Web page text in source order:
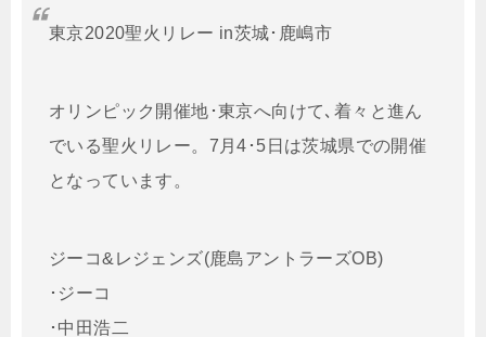
東京2020聖火リレー in茨城･鹿嶋市
オリンピック開催地･東京へ向けて､着々と進ん
でいる聖火リレー。7月4･5日は茨城県での開催
となっています。
ジーコ&レジェンズ(鹿島アントラーズOB)
･ジーコ
･中田浩二